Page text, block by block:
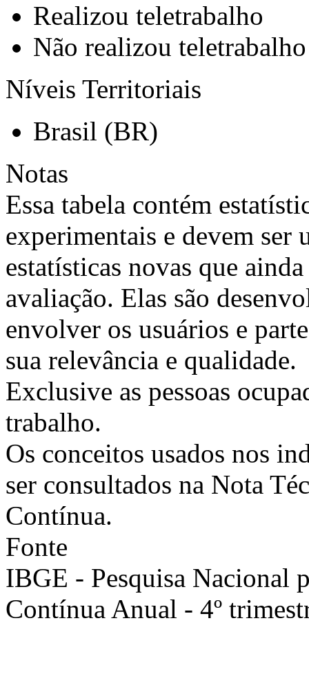
Realizou teletrabalho
Não realizou teletrabalho
Níveis Territoriais
Brasil (BR)
Notas
Essa tabela contém
experimentais e devem ser
estatísticas novas que
avaliação. Elas são
envolver os usuários e
sua relevância e qualidade.
Exclusive as pessoas
trabalho.
Os conceitos usados nos
ser consultados na Nota
Contínua.
Fonte
IBGE - Pesquisa Nacional
Contínua Anual - 4º